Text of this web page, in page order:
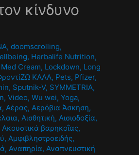
κίνδυνο
,doomscrolling,
, Herbalife Nutrition,
Cream, Lockdown, Long
ΚΑΛΑ, Pets, Pfizer,
, Sputnik-V, SYMMETRIA,
,Video,Wu wei,Yoga,
, Αέρας, Αερόβια Άσκηση,
, Αισθητική, Αισιοδοξία,
Ακουστικά βαρηκοΐας,
, Αμφιβληστροειδής,
, Αναπηρία, Αναπνευστική